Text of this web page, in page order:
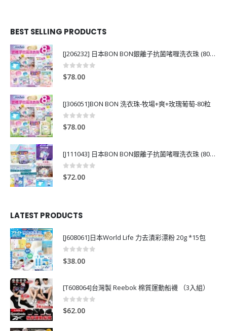
BEST SELLING PRODUCTS
[J206232] 日本BON BON銀離子抗菌啫喱洗衣珠 (80粒)
0out of 5
$78.00
[J306051]BON BON 洗衣珠-牧場+爽+玫瑰葡萄-80粒
0out of 5
$78.00
[J111043] 日本BON BON銀離子抗菌啫喱洗衣珠 (80粒)
0out of 5
$72.00
LATEST PRODUCTS
[J608061]日本World Life 力去漬彩漂粉 20g *15包
0
$38.00
[T608064]台灣製 Reebok 棉質運動船襪 （3入組）
0 out of 5
$62.00